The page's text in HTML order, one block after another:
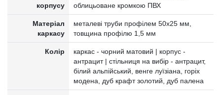
корпусу
облицьоване кромкою ПВХ
Матеріал
каркасу
металеві труби профілем 50х25 мм,
товщина профілю 1,5 мм
Колір
каркас - чорний матовий | корпус -
антрацит | стільниця на вибір - антрацит,
білий альпійський, венге луїзіана, горіх
модена, дуб крафт золотий, дуб палена